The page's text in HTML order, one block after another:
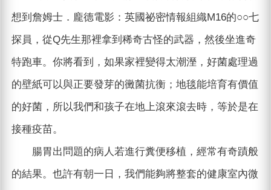
想到詹姆士．龐德電影：英國祕密情報組織M16的○○七
探員，從Q先生那裡拿到稀奇古怪的武器，然後坐進奇
特跑車。你將看到，如果家裡變得太潮溼，好菌處理過
的壁紙可以與正要發芽的黴菌抗衡；地毯能培育有價值
的好菌，所以我們和孩子在地上滾來滾去時，等於是在
接種疫苗。
腸胃出問題的病人若進行糞便移植，經常有奇蹟般
的結果。也許有朝一日，我們能夠將整套的健康室內微